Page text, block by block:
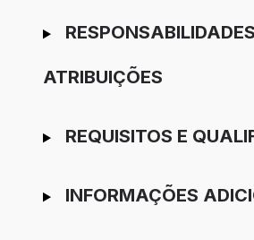
ATRIBUIÇÕES
REQUISITOS E
INFORMAÇÕES